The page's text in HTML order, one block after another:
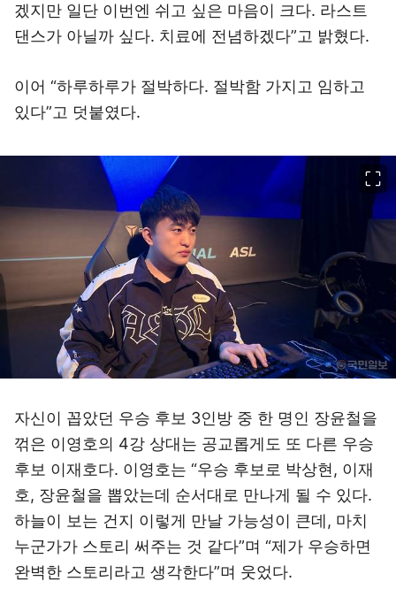
겠지만 일단 이번엔 쉬고 싶은 마음이 크다. 라스트
댄스가 아닐까 싶다. 치료에 전념하겠다”고 밝혔다.
이어 “하루하루가 절박하다. 절박함 가지고 임하고
있다”고 덧붙였다.
자신이 꼽았던 우승 후보 3인방 중 한 명인 장윤철을
꺾은 이영호의 4강 상대는 공교롭게도 또 다른 우승
후보 이재호다. 이영호는 “우승 후보로 박상현, 이재
호, 장윤철을 뽑았는데 순서대로 만나게 될 수 있다.
하늘이 보는 건지 이렇게 만날 가능성이 큰데, 마치
누군가가 스토리 써주는 것 같다”며 “제가 우승하면
완벽한 스토리라고 생각한다”며 웃었다.